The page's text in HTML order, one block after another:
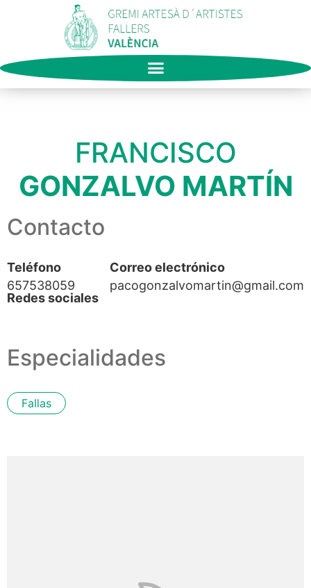
FRANCISCO
GONZALVO MARTÍN
Contacto
Teléfono
657538059
Correo electrónico
pacogonzalvomartin@gmail.com
Redes sociales
Especialidades
Fallas